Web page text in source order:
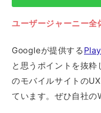
ユーザージャーニー全
Googleが提供する
と思うポイントを抜
のモバイルサイトの
ています。ぜひ自社の